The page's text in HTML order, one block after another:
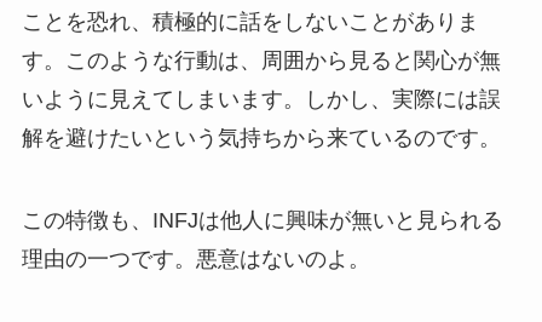
ことを恐れ、積極的に話をしないことがありま
す。このような行動は、周囲から見ると関心が無
いように見えてしまいます。しかし、実際には誤
解を避けたいという気持ちから来ているのです。
この特徴も、INFJは他人に興味が無いと見られる
理由の一つです。悪意はないのよ。